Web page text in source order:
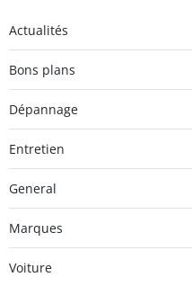
Actualités
Bons plans
Dépannage
Entretien
General
Marques
Voiture